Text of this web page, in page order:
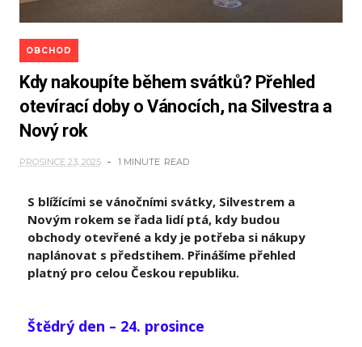
OBCHOD
Kdy nakoupíte během svátků? Přehled
otevírací doby o Vánocích, na Silvestra a
Nový rok
PROSINCE 23, 2025 1 MINUTE READ
S blížícími se vánočními svátky, Silvestrem a
Novým rokem se řada lidí ptá, kdy budou
obchody otevřené a kdy je potřeba si nákupy
naplánovat s předstihem. Přinášíme přehled
platný pro celou Českou republiku.
Štědrý den – 24. prosince